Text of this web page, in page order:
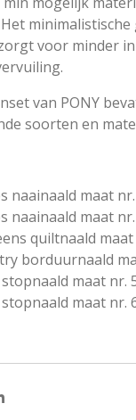
voor minder
van PONY
soorten en
naainaald maat
naainaald maat
quiltnaald
borduurnaald
maat nr.
maat nr.